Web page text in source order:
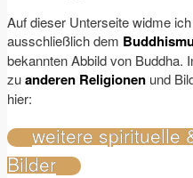
Auf dieser Unterseite widme
ausschließlich dem
bekannten Abbild von Buddha.
zuanderen Religionen und
hier:
weitere spirituelle
Bilder